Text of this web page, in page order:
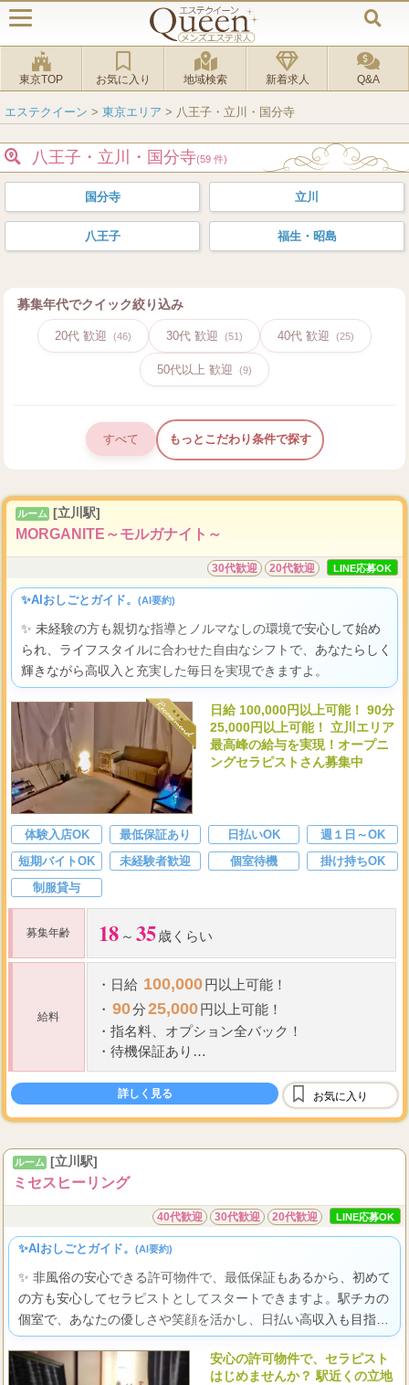
東京TOP お気に入り 地域検索 新着求人 Q&A
エステクイーン > 東京エリア > 八王子・立川・国分寺
八王子・立川・国分寺(59 件)
国分寺 立川
八王子 福生・昭島
募集年代でクイック絞り込み
20代 歓迎 (46) 30代 歓迎 (51) 40代 歓迎 (25)
50代以上 歓迎 (9)
すべて もっとこだわり条件で探す
ルーム [立川駅]
MORGANITE～モルガナイト～
30代歓迎 20代歓迎 LINE応募OK
✨AIおしごとガイド。 (AI要約)
✨ 未経験の方も親切な指導とノルマなしの環境で安心して始め
られ、ライフスタイルに合わせた自由なシフトで、あなたらしく
輝きながら高収入と充実した毎日を実現できますよ。
日給 100,000円以上可能！ 90分
25,000円以上可能！ 立川エリア
最高峰の給与を実現！オープニ
ングセラピストさん募集中
体験入店OK 最低保証あり 日払いOK
週１日～OK
短期バイトOK
未経験者歓迎 個室待機
掛け持ちOK
制服貸与
募集年齢 18 ～ 35歳くらい
給料
・ 日給 100,000円以上可能！
・ 90分25,000円以上可能！
・ 指名料、オプション全バック！
・ 待機保証あり
・経験者優遇
■学生・O...
詳しく見る お気に入り
ルーム [立川駅]
ミセスヒーリング
40代歓迎 30代歓迎 20代歓迎 LINE応募OK
✨AIおしごとガイド。 (AI要約)
✨ 非風俗の安心できる許可物件で、最低保証もあるから、初めて
の方も安心してセラピストとしてスタートできますよ。駅チカの
個室で、あなたの優しさや笑顔を活かし、日払い高収入も目指せ
る、あなたらしく輝ける環境がここにあります。
安心の許可物件で、セラピスト
はじめませんか？ 駅近くの立地